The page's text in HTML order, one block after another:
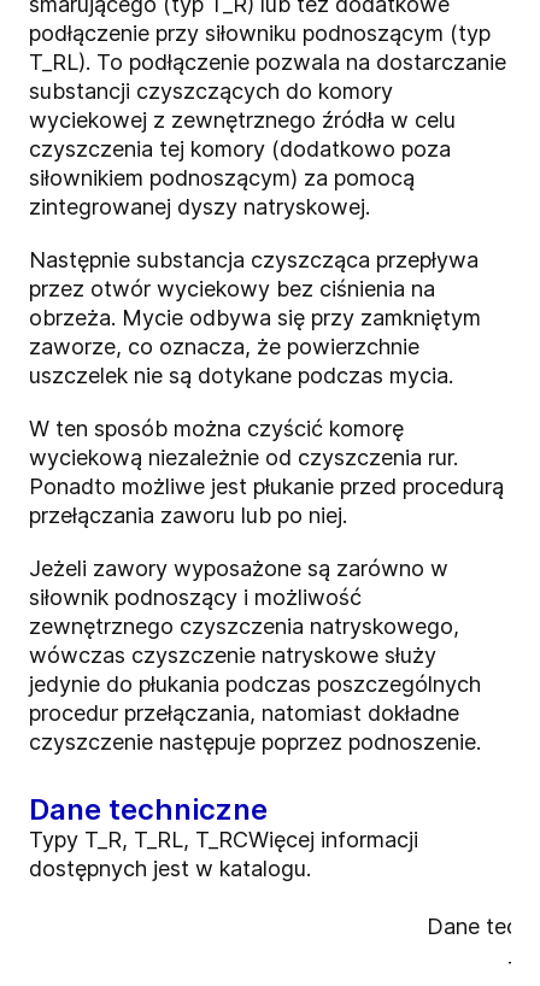
podłączenie przy siłowniku podnoszącym (typ
T_RL). To podłączenie pozwala na dostarczanie
substancji czyszczących do komory
wyciekowej z zewnętrznego źródła w celu
czyszczenia tej komory (dodatkowo poza
siłownikiem podnoszącym) za pomocą
zintegrowanej dyszy natryskowej.
Następnie substancja czyszcząca przepływa
przez otwór wyciekowy bez ciśnienia na
obrzeża. Mycie odbywa się przy zamkniętym
zaworze, co oznacza, że powierzchnie
uszczelek nie są dotykane podczas mycia.
W ten sposób można czyścić komorę
wyciekową niezależnie od czyszczenia rur.
Ponadto możliwe jest płukanie przed procedurą
przełączania zaworu lub po niej.
Jeżeli zawory wyposażone są zarówno w
siłownik podnoszący i możliwość
zewnętrznego czyszczenia natryskowego,
wówczas czyszczenie natryskowe służy
jedynie do płukania podczas poszczególnych
procedur przełączania, natomiast dokładne
czyszczenie następuje poprzez podnoszenie.
Dane techniczne
Typy T_R, T_RL, T_RCWięcej informacji
dostępnych jest w katalogu.
Dane